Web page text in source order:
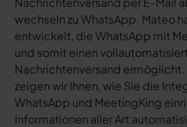
wechseln zu WhatsApp. Mateo
entwickelt, die WhatsApp mit
und somit einen
Nachrichtenversand ermöglicht.
zeigen wir Ihnen, wie Sie die
WhatsApp und MeetingKing
Informationen aller Art